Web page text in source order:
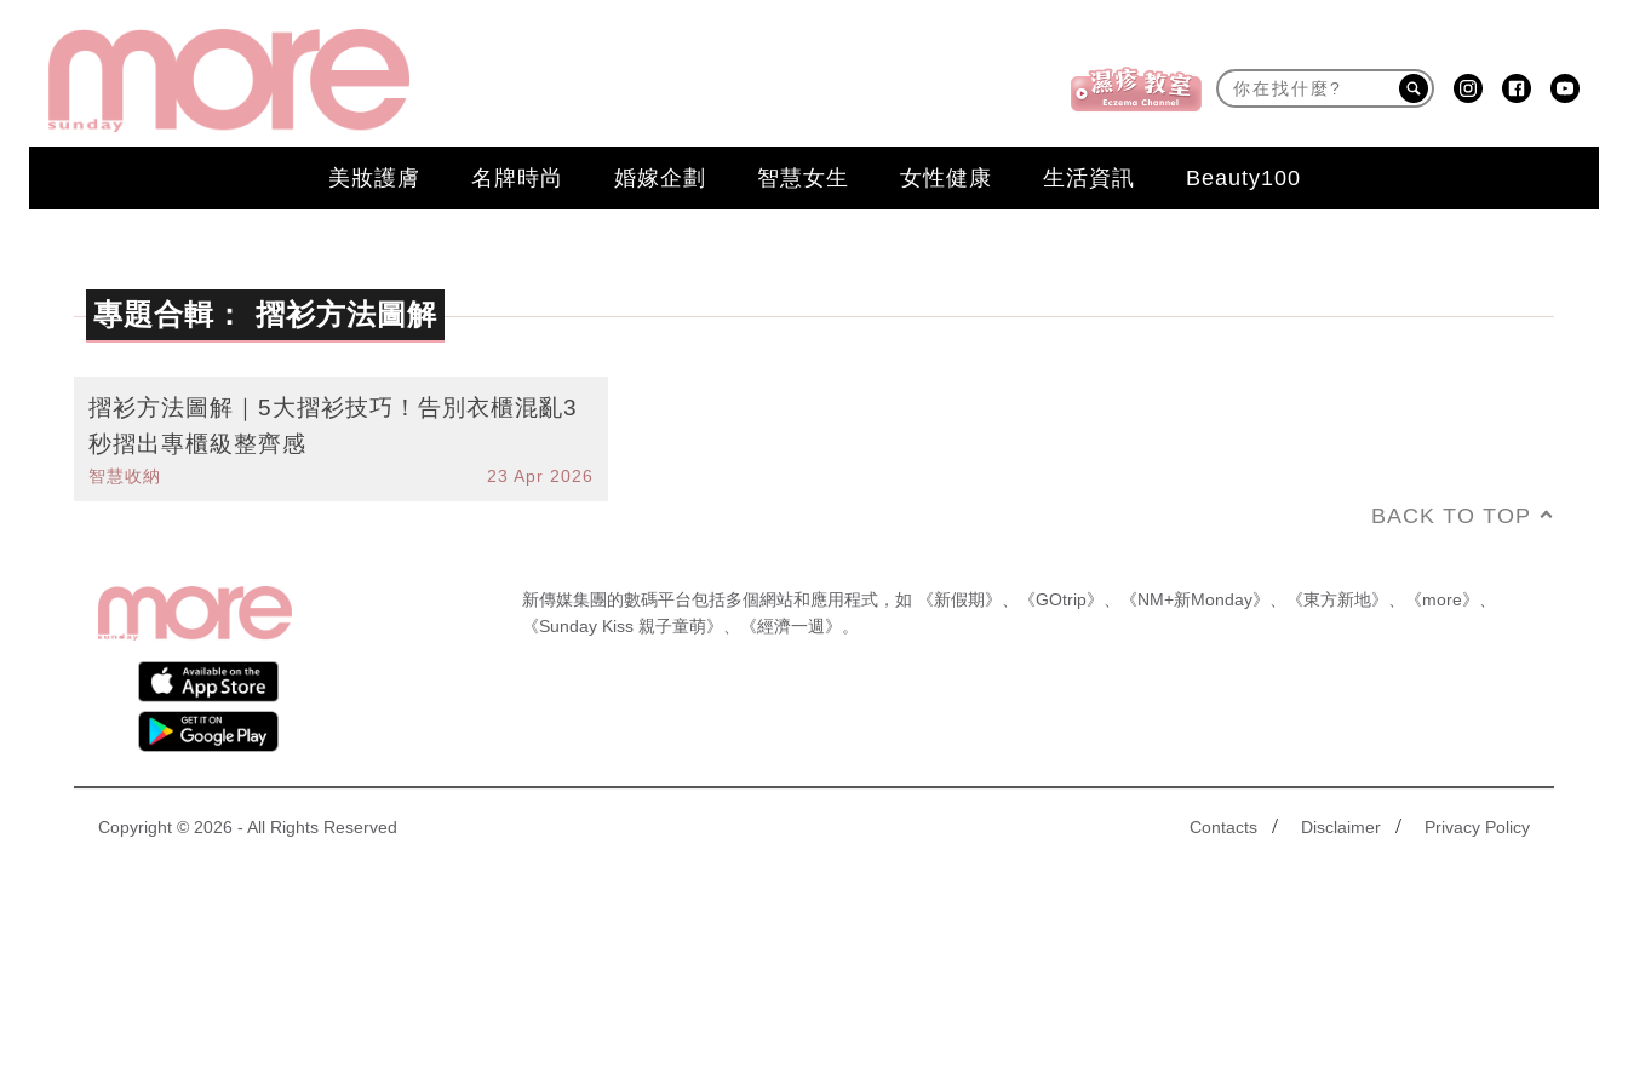
美妝護膚 名牌時尚 婚嫁企劃 智慧女生 女性健康 生活資訊 Beauty100
專題合輯： 摺衫方法圖解
摺衫方法圖解｜5大摺衫技巧！告別衣櫃混亂3
秒摺出專櫃級整齊感
智慧收納 23 Apr 2026
BACK TO TOP
新傳媒集團的數碼平台包括多個網站和應用程式，如 《新假期》 《GOtrip》 《NM+新Monday》 《東方新地》 《more》
《Sunday Kiss 親子童萌》
《經濟一週》 。
Contacts / Disclaimer / Privacy Policy
Copyright © 2026 - All Rights Reserved